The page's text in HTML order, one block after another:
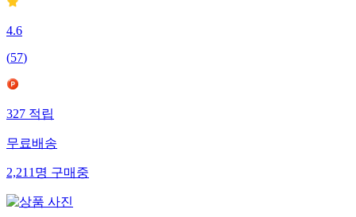
4.6
(57)
327적립
무료배송
2,211명구매중